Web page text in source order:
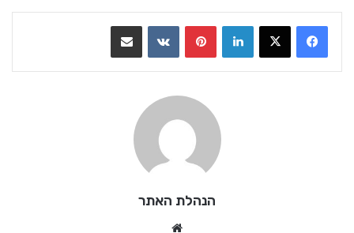
LinkedIn
VKontakte
הנהלת האתר